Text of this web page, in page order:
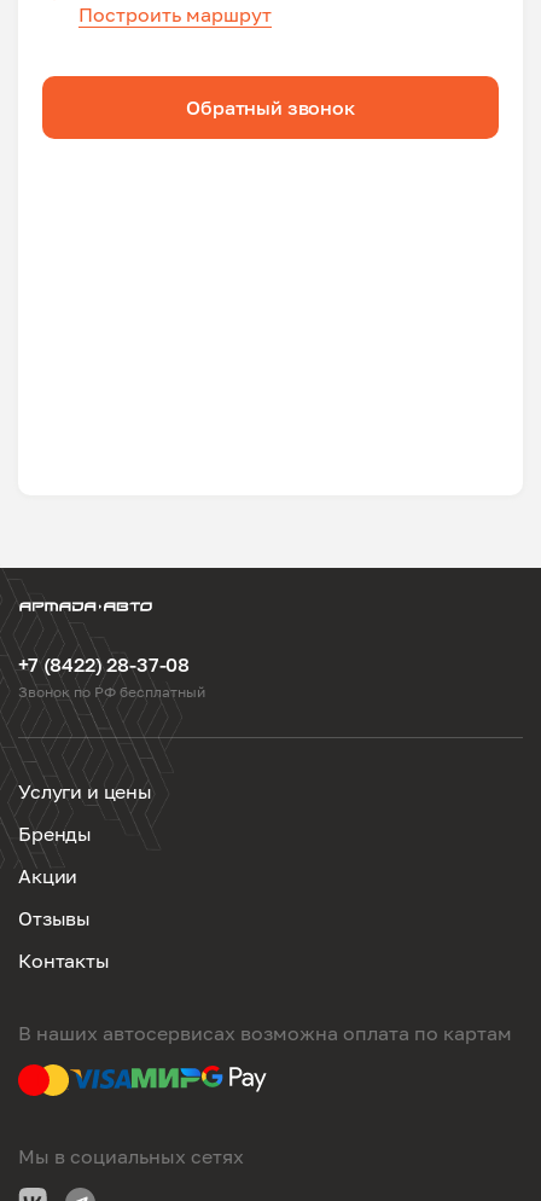
Построить маршрут
Обратный звонок
+7 (8422) 28-37-08
Звонок по РФ бесплатный
Услуги и цены
Бренды
Акции
Отзывы
Контакты
В наших автосервисах возможна оплата по картам
Мы в социальных сетях